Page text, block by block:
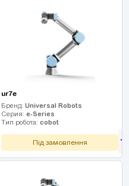
000грн
ur7e
Бренд: Universal Robots
Серия: e-Series
Тип робота: cobot
Під замовлення 1